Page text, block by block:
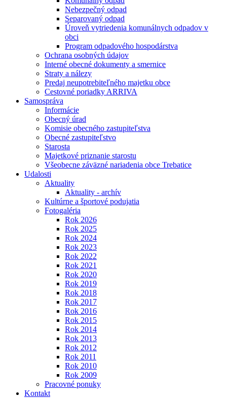
Nebezpečný odpad
Separovaný odpad
Úroveň vytriedenia komunálnych odpadov v
obci
Program odpadového hospodárstva
Ochrana osobných údajov
Interné obecné dokumenty a smernice
Straty a nálezy
Predaj neupotrebiteľného majetku obce
Cestovné poriadky ARRIVA
Samospráva
Informácie
Obecný úrad
Komisie obecného zastupiteľstva
Obecné zastupiteľstvo
Starosta
Majetkové priznanie starostu
Všeobecne záväzné nariadenia obce Trebatice
Udalosti
Aktuality
Aktuality - archív
Kultúrne a športové podujatia
Fotogaléria
Rok 2026
Rok 2025
Rok 2024
Rok 2023
Rok 2022
Rok 2021
Rok 2020
Rok 2019
Rok 2018
Rok 2017
Rok 2016
Rok 2015
Rok 2014
Rok 2013
Rok 2012
Rok 2011
Rok 2010
Rok 2009
Pracovné ponuky
Kontakt